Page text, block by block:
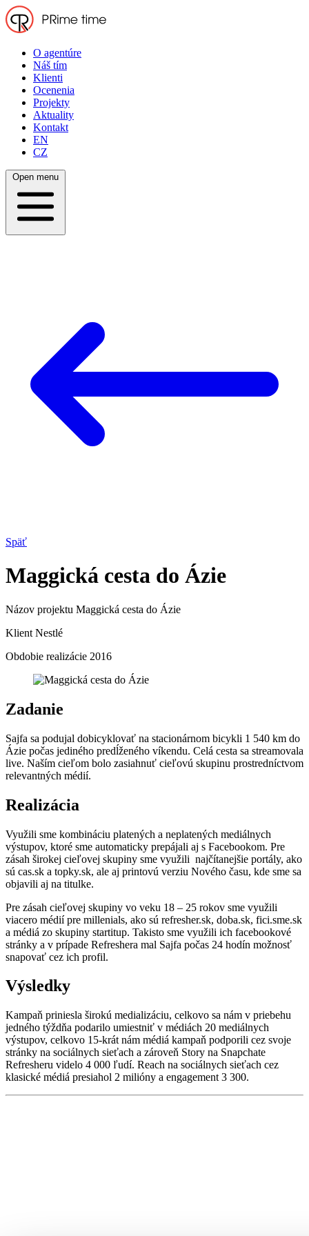
O agentúre
Náš tím
Klienti
Ocenenia
Projekty
Aktuality
Kontakt
EN
CZ
Open menu
Späť
Maggická cesta do Ázie
Názov projektu Maggická cesta do Ázie
Klient Nestlé
Obdobie realizácie 2016
Zadanie
Sajfa sa podujal dobicyklovať na stacionárnom bicykli 1 540 km do
Ázie počas jediného predĺženého víkendu. Celá cesta sa streamovala
live. Naším cieľom bolo zasiahnuť cieľovú skupinu prostredníctvom
relevantných médií.
Realizácia
Využili sme kombináciu platených a neplatených mediálnych
výstupov, ktoré sme automaticky prepájali aj s Facebookom. Pre
zásah širokej cieľovej skupiny sme využili najčítanejšie portály, ako
sú cas.sk a topky.sk, ale aj printovú verziu Nového času, kde sme sa
objavili aj na titulke.
Pre zásah cieľovej skupiny vo veku 18 – 25 rokov sme využili
viacero médií pre millenials, ako sú refresher.sk, doba.sk, fici.sme.sk
a médiá zo skupiny startitup. Takisto sme využili ich facebookové
stránky a v prípade Refreshera mal Sajfa počas 24 hodín možnosť
snapovať cez ich profil.
Výsledky
Kampaň priniesla širokú medializáciu, celkovo sa nám v priebehu
jedného týždňa podarilo umiestniť v médiách 20 mediálnych
výstupov, celkovo 15-krát nám médiá kampaň podporili cez svoje
stránky na sociálnych sieťach a zároveň Story na Snapchate
Refresheru videlo 4 000 ľudí. Reach na sociálnych sieťach cez
klasické médiá presiahol 2 milióny a engagement 3 300.